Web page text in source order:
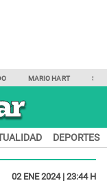
MARIO HART
DEPORTES
02 ENE 2024 | 23:44 H